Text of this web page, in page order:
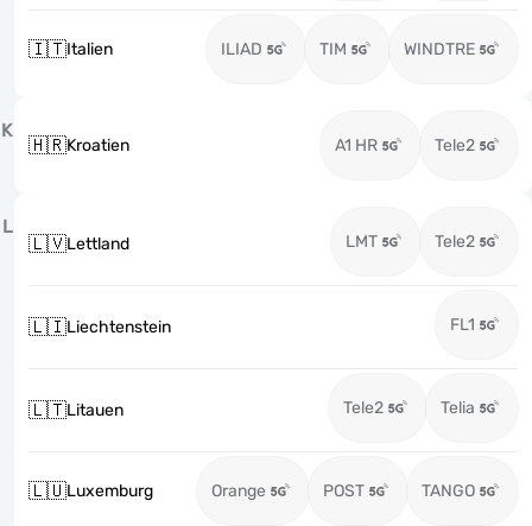
🇮🇹Italien ILIAD TIM WINDTRE
K
🇭🇷Kroatien A1 HR Tele2
L
🇱🇻Lettland LMT Tele2
🇱🇮Liechtenstein FL1
🇱🇹Litauen Tele2 Telia
🇱🇺Luxemburg Orange POST TANGO